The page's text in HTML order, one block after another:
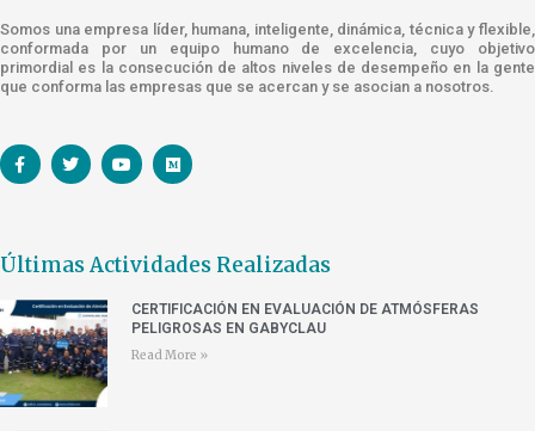
Somos una empresa líder, humana, inteligente, dinámica, técnica y flexible,
conformada por un equipo humano de excelencia, cuyo objetivo
primordial es la consecución de altos niveles de desempeño en la gente
que conforma las empresas que se acercan y se asocian a nosotros.
Últimas Actividades Realizadas
CERTIFICACIÓN EN EVALUACIÓN DE ATMÓSFERAS
PELIGROSAS EN GABYCLAU
Read More »